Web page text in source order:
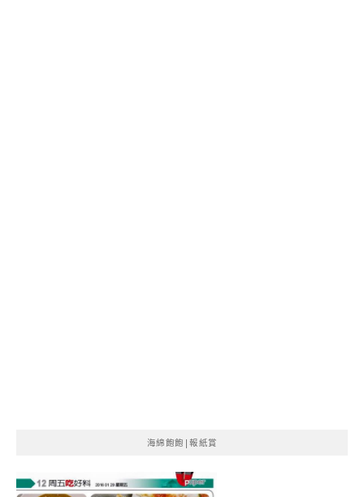
海綿飽飽|報紙賞